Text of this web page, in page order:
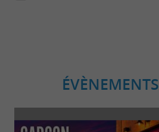
ÉVÈNEMENTS